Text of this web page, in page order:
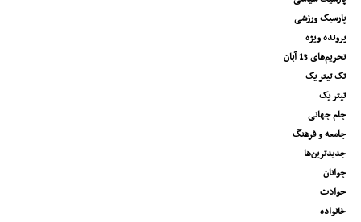
پارسیک ورزشی
پرونده ویژه
تحریم‌های 13 آبان
تک تیتر یک
تیتر یک
جام جهانی
جامعه و فرهنگ
جدیدترین‌ها
جوانان
حوادث
خانواده